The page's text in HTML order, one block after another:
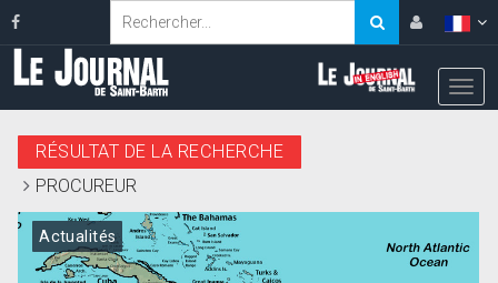
RÉSULTAT DE LA RECHERCHE
PROCUREUR
Actualités